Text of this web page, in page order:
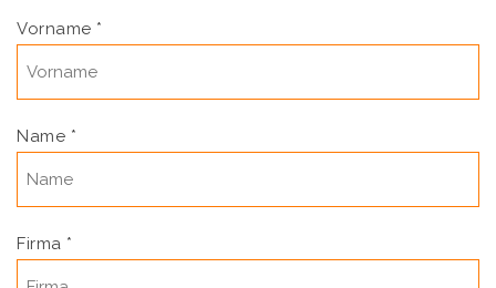
Vorname *
Name *
Firma *